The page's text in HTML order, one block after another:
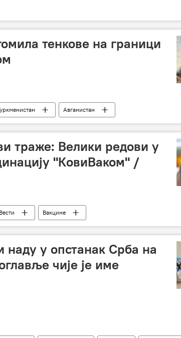
тенкове на граници
Авганистан
траже: Велики редови у
"КовиВаком" /
Вести Вакцине
наду у опстанак Срба на
чије је име